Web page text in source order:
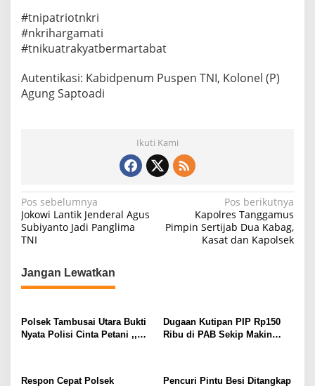
#tnipatriotnkri
#nkrihargamati
#tnikuatrakyatbermartabat
Autentikasi: Kabidpenum Puspen TNI, Kolonel (P)
Agung Saptoadi
Ikuti Kami
N
a
v
i
g
s
i
Pos sebelumnya
Jokowi Lantik Jenderal Agus
Subiyanto Jadi Panglima
TNI
Pos berikutnya
Kapolres Tanggamus
Pimpin Sertijab Dua Kabag,
Kasat dan Kapolsek
Jangan Lewatkan
Polsek Tambusai Utara Bukti
Nyata Polisi Cinta Petani ,,
Dugaan Kutipan PIP Rp150
Ribu di PAB Sekip Makin
Respon Cepat Polsek
Pencuri Pintu Besi Ditangkap